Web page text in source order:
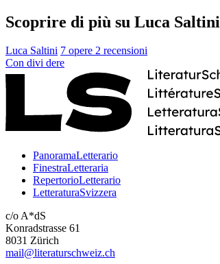
Scoprire di più su Luca Saltini
Luca Saltini 7 opere 2 recensioni
Con divi dere
PanoramaLetterario
FinestraLetteraria
RepertorioLetterario
LetteraturaSvizzera
c/o A*dS
Konradstrasse 61
8031 Zürich
mail@literaturschweiz.ch